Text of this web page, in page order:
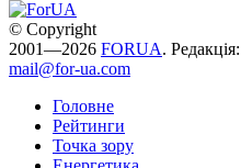
© Copyright
2001—2026 FORUA. Редакція:
mail@for-ua.com
Головне
Рейтинги
Точка зору